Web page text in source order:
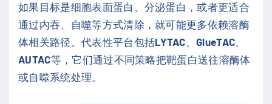
如果目标是细胞表面蛋白、分泌蛋白，或者更适合
通过内吞、自噬等方式清除，就可能更多依赖溶酶
体相关路径。代表性平台包括LYTAC、GlueTAC、
AUTAC等，它们通过不同策略把靶蛋白送往溶酶体
或自噬系统处理。